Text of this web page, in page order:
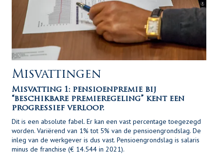
Misvattingen
Misvatting 1: pensioenpremie bij
“beschikbare premieregeling” kent een
progressief verloop.
Dit is een absolute fabel. Er kan een vast percentage toegezegd
worden. Variërend van 1% tot 5% van de pensioengrondslag. De
inleg van de werkgever is dus vast. Pensioengrondslag is salaris
minus de franchise (€ 14.544 in 2021).